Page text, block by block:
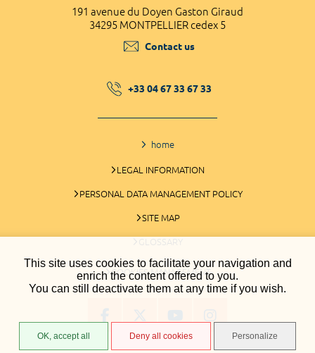
This site uses cookies to facilitate your navigation and
enrich the content offered to you.
You can still deactivate them at any time if you wish.
OK, accept all Deny all cookies Personalize
191 avenue du Doyen Gaston Giraud
34295 MONTPELLIER cedex 5
Contact us
+33 04 67 33 67 33
home
LEGAL INFORMATION
PERSONAL DATA MANAGEMENT POLICY
SITE MAP
GLOSSARY
COOKIES MANAGEMENT